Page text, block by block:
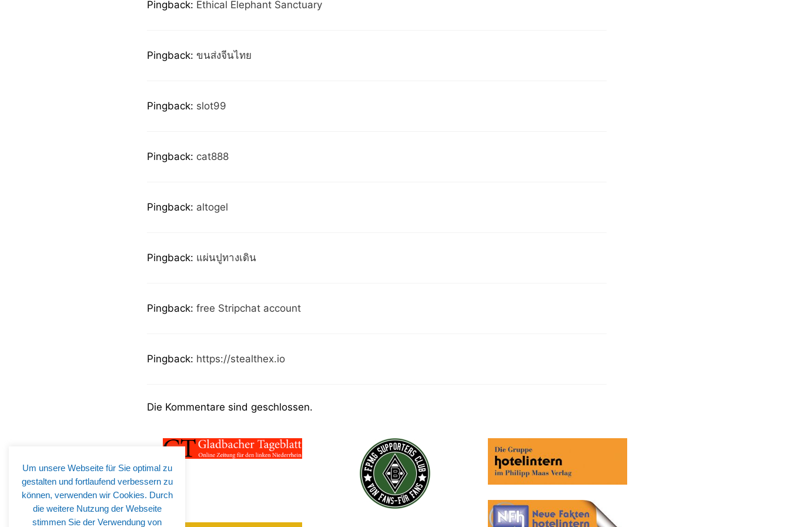
Pingback: Ethical Elephant Sanctuary
Pingback: ขนส่งจีนไทย
Pingback: slot99
Pingback: cat888
Pingback: altogel
Pingback: แผ่นปูทางเดิน
Pingback: free Stripchat account
Pingback: https://stealthex.io
Die Kommentare sind geschlossen.
Um unsere Webseite für Sie optimal zu
gestalten und fortlaufend verbessern zu
können, verwenden wir Cookies. Durch
die weitere Nutzung der Webseite
stimmen Sie der Verwendung von